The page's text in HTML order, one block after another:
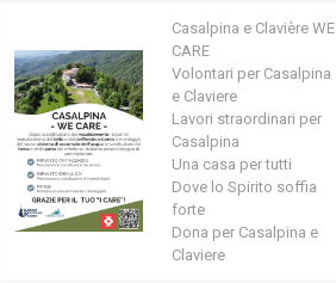
Casalpina e Clavière WE
CARE
Volontari per Casalpina
e Claviere
Lavori straordinari per
Casalpina
Una casa per tutti
Dove lo Spirito soffia
forte
Dona per Casalpina e
Claviere